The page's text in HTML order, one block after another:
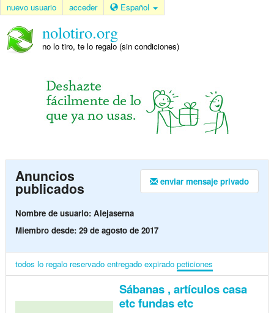
nuevo usuario acceder Español
nolotiro.org
no lo tiro, te lo regalo (sin condiciones)
enviar mensaje privado
Anuncios
publicados
Nombre de usuario: Alejaserna
Miembro desde: 29 de agosto de 2017
todos lo regalo reservado entregado expirado peticiones
Sábanas , artículos casa
etc fundas etc